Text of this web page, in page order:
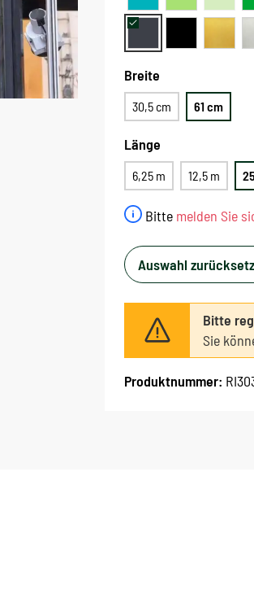
Bitte melden Sie
Breite
30,5 cm 61 cm
Länge
6,25 m 12,5 m
Auswahl
Bitte
Sie
Produktnummer: